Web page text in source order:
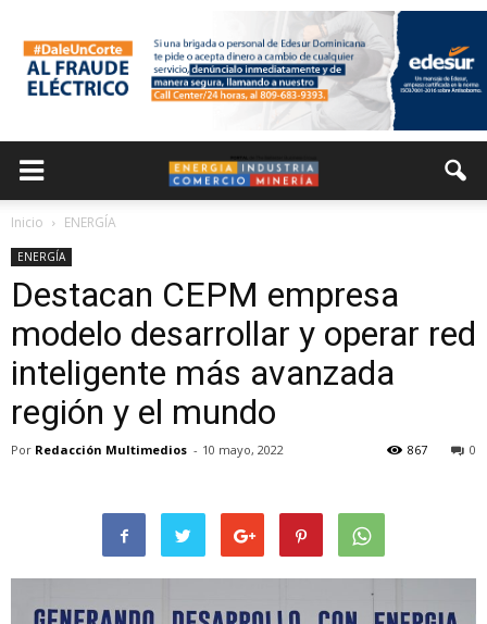
Inicio ENERGÍA
ENERGÍA
Destacan CEPM empresa
modelo desarrollar y operar red
inteligente más avanzada
región y el mundo
Por Redacción Multimedios - 10 mayo, 2022 0
867